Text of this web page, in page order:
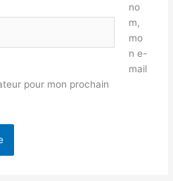
no
m,
mo
n e-
mail
pour mon prochain